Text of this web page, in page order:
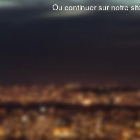
Ou continuer sur notre